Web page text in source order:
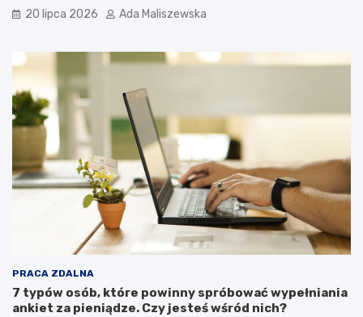
20 lipca 2026 Ada Maliszewska
PRACA ZDALNA
7 typów osób, które powinny spróbować wypełniania
ankiet za pieniądze. Czy jesteś wśród nich?